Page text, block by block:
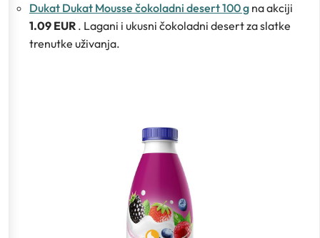
Dukat Dukat Mousse čokoladni desert 100 g na akciji
1.09 EUR . Lagani i ukusni čokoladni desert za slatke
trenutke uživanja.